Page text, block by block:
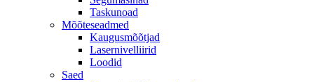
Taskunoad
Mõõteseadmed
Kaugusmõõtjad
Lasernivelliirid
Loodid
Saed